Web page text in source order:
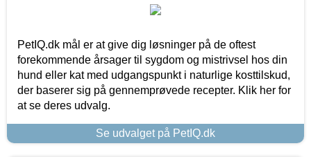
PetIQ.dk mål er at give dig løsninger på de oftest
forekommende årsager til sygdom og mistrivsel hos din
hund eller kat med udgangspunkt i naturlige kosttilskud,
der baserer sig på gennemprøvede recepter. Klik her for
at se deres udvalg.
Se udvalget på PetIQ.dk